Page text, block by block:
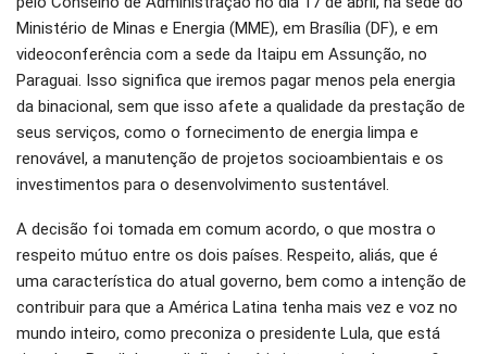
Ministério de Minas e Energia (MME), em Brasília (DF), e em
videoconferência com a sede da Itaipu em Assunção, no
Paraguai. Isso significa que iremos pagar menos pela energia
da binacional, sem que isso afete a qualidade da prestação de
seus serviços, como o fornecimento de energia limpa e
renovável, a manutenção de projetos socioambientais e os
investimentos para o desenvolvimento sustentável.
A decisão foi tomada em comum acordo, o que mostra o
respeito mútuo entre os dois países. Respeito, aliás, que é
uma característica do atual governo, bem como a intenção de
contribuir para que a América Latina tenha mais vez e voz no
mundo inteiro, como preconiza o presidente Lula, que está